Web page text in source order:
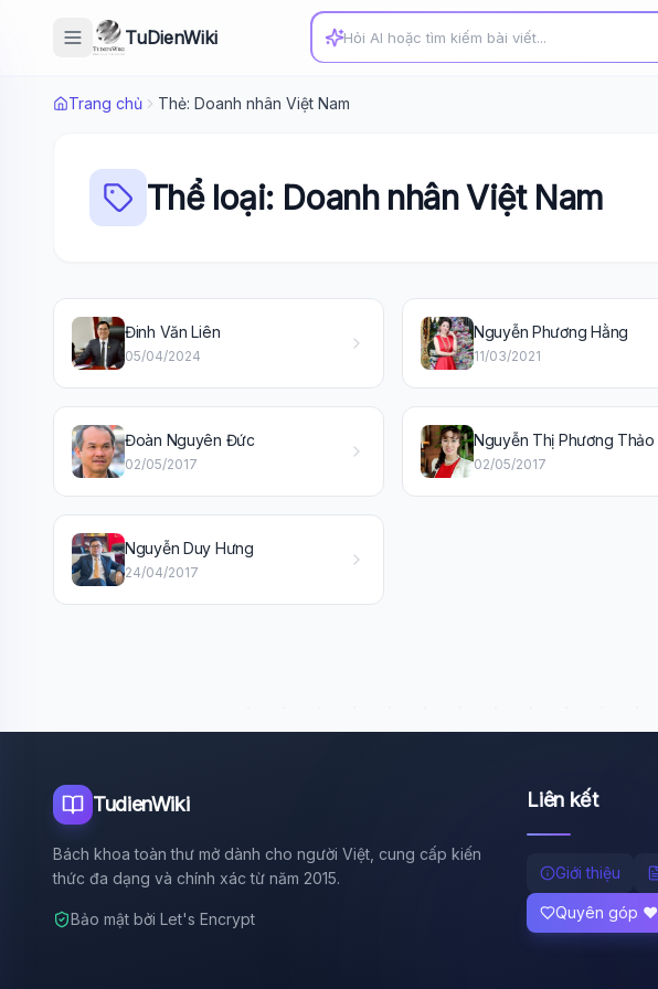
TuDienWiki
Trang chủ Thẻ: Doanh nhân Việt Nam
Thể loại: Doanh nhân Việt Nam
Đinh Văn Liên
05/04/2024
Nguyễn Phương Hằng
11/03/2021
Đoàn Nguyên Đức
02/05/2017
Nguyễn Thị Phương Thảo
02/05/2017
Nguyễn Duy Hưng
24/04/2017
TudienWiki
Bách khoa toàn thư mở dành cho người Việt, cung cấp kiến
thức đa dạng và chính xác từ năm 2015.
Bảo mật bởi Let's Encrypt
Liên kết
Giới thiệu
Quyên góp ❤️